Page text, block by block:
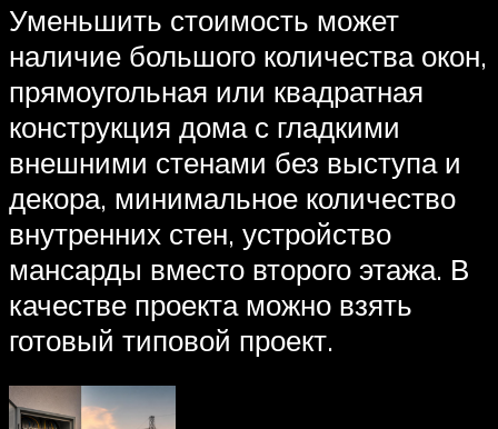
Уменьшить стоимость может
наличие большого количества окон,
прямоугольная или квадратная
конструкция дома с гладкими
внешними стенами без выступа и
декора, минимальное количество
внутренних стен, устройство
мансарды вместо второго этажа. В
качестве проекта можно взять
готовый типовой проект.